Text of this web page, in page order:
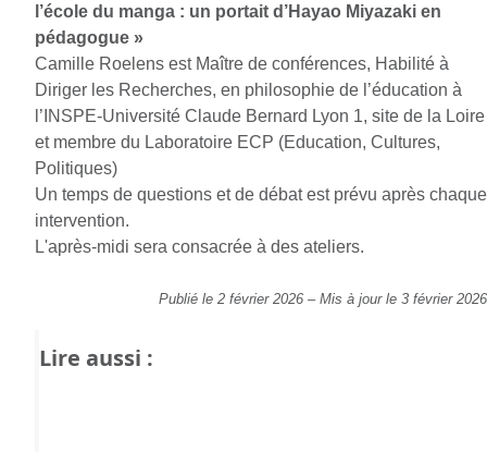
l’école du manga : un portait d’Hayao Miyazaki en
pédagogue »
Camille Roelens est Maître de conférences, Habilité à
Diriger les Recherches, en philosophie de l’éducation à
l’INSPE-Université Claude Bernard Lyon 1, site de la Loire
et membre du Laboratoire ECP (Education, Cultures,
Politiques)
Un temps de questions et de débat est prévu après chaque
intervention.
L'après-midi sera consacrée à des ateliers.
Publié le 2 février 2026 – Mis à jour le 3 février 2026
Lire aussi :